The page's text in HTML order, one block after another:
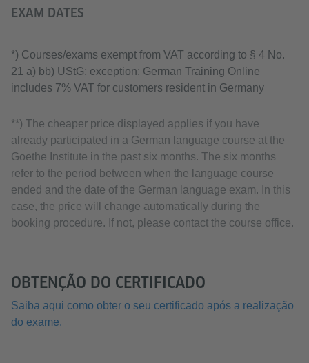
EXAM DATES
*) Courses/exams exempt from VAT according to § 4 No.
21 a) bb) UStG; exception: German Training Online
includes 7% VAT for customers resident in Germany
**) The cheaper price displayed applies if you have
already participated in a German language course at the
Goethe Institute in the past six months. The six months
refer to the period between when the language course
ended and the date of the German language exam. In this
case, the price will change automatically during the
booking procedure. If not, please contact the course office.
OBTENÇÃO DO CERTIFICADO
Saiba aqui como obter o seu certificado após a realização
do exame.